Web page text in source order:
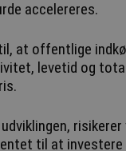
accelereres.
at offentlige
levetid og
til at investere